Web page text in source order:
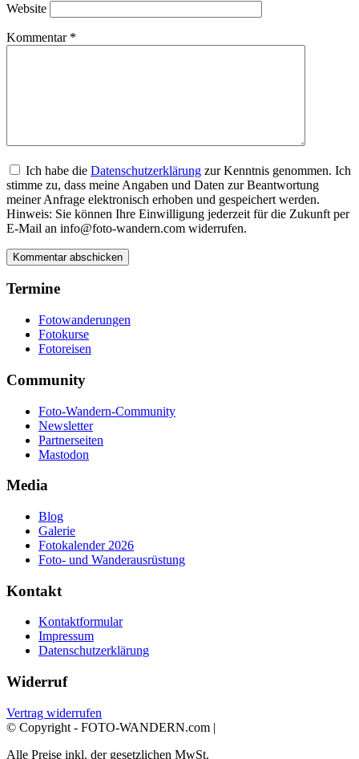
Website
Kommentar *
Ich habe die Datenschutzerklärung zur Kenntnis genommen. Ich
stimme zu, dass meine Angaben und Daten zur Beantwortung
meiner Anfrage elektronisch erhoben und gespeichert werden.
Hinweis: Sie können Ihre Einwilligung jederzeit für die Zukunft per
E-Mail an info@foto-wandern.com widerrufen.
Termine
Fotowanderungen
Fotokurse
Fotoreisen
Community
Foto-Wandern-Community
Newsletter
Partnerseiten
Mastodon
Media
Blog
Galerie
Fotokalender 2026
Foto- und Wanderausrüstung
Kontakt
Kontaktformular
Impressum
Datenschutzerklärung
Widerruf
Vertrag widerrufen
© Copyright - FOTO-WANDERN.com |
Alle Preise inkl. der gesetzlichen MwSt.